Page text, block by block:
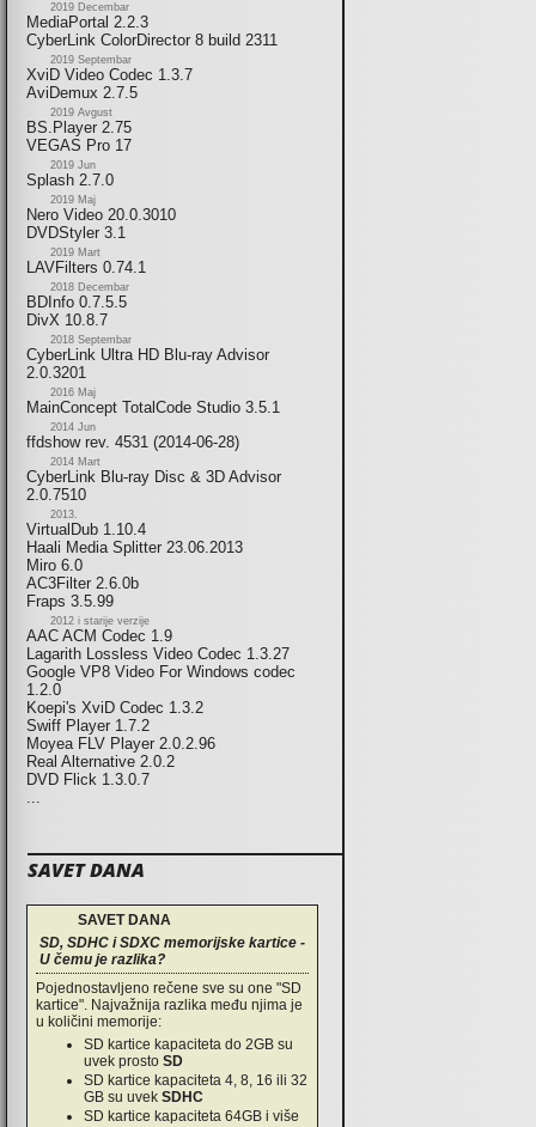
2019 Decembar
MediaPortal 2.2.3
CyberLink ColorDirector 8 build 2311
2019 Septembar
XviD Video Codec 1.3.7
AviDemux 2.7.5
2019 Avgust
BS.Player 2.75
VEGAS Pro 17
2019 Jun
Splash 2.7.0
2019 Maj
Nero Video 20.0.3010
DVDStyler 3.1
2019 Mart
LAVFilters 0.74.1
2018 Decembar
BDInfo 0.7.5.5
DivX 10.8.7
2018 Septembar
CyberLink Ultra HD Blu-ray Advisor
2.0.3201
2016 Maj
MainConcept TotalCode Studio 3.5.1
2014 Jun
ffdshow rev. 4531 (2014-06-28)
2014 Mart
CyberLink Blu-ray Disc & 3D Advisor
2.0.7510
2013.
VirtualDub 1.10.4
Haali Media Splitter 23.06.2013
Miro 6.0
AC3Filter 2.6.0b
Fraps 3.5.99
2012 i starije verzije
AAC ACM Codec 1.9
Lagarith Lossless Video Codec 1.3.27
Google VP8 Video For Windows codec
1.2.0
Koepi's XviD Codec 1.3.2
Swiff Player 1.7.2
Moyea FLV Player 2.0.2.96
Real Alternative 2.0.2
DVD Flick 1.3.0.7
...
SAVET DANA
SAVET DANA
SD, SDHC i SDXC memorijske kartice -
U čemu je razlika?
Pojednostavljeno rečene sve su one "SD
kartice". Najvažnija razlika među njima je
u količini memorije:
SD kartice kapaciteta do 2GB su
uvek prosto SD
SD kartice kapaciteta 4, 8, 16 ili 32
GB su uvek SDHC
SD kartice kapaciteta 64GB i više